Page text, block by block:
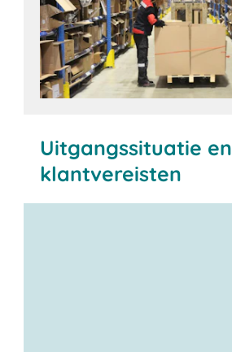
Uitgangssituatie en
klantvereisten